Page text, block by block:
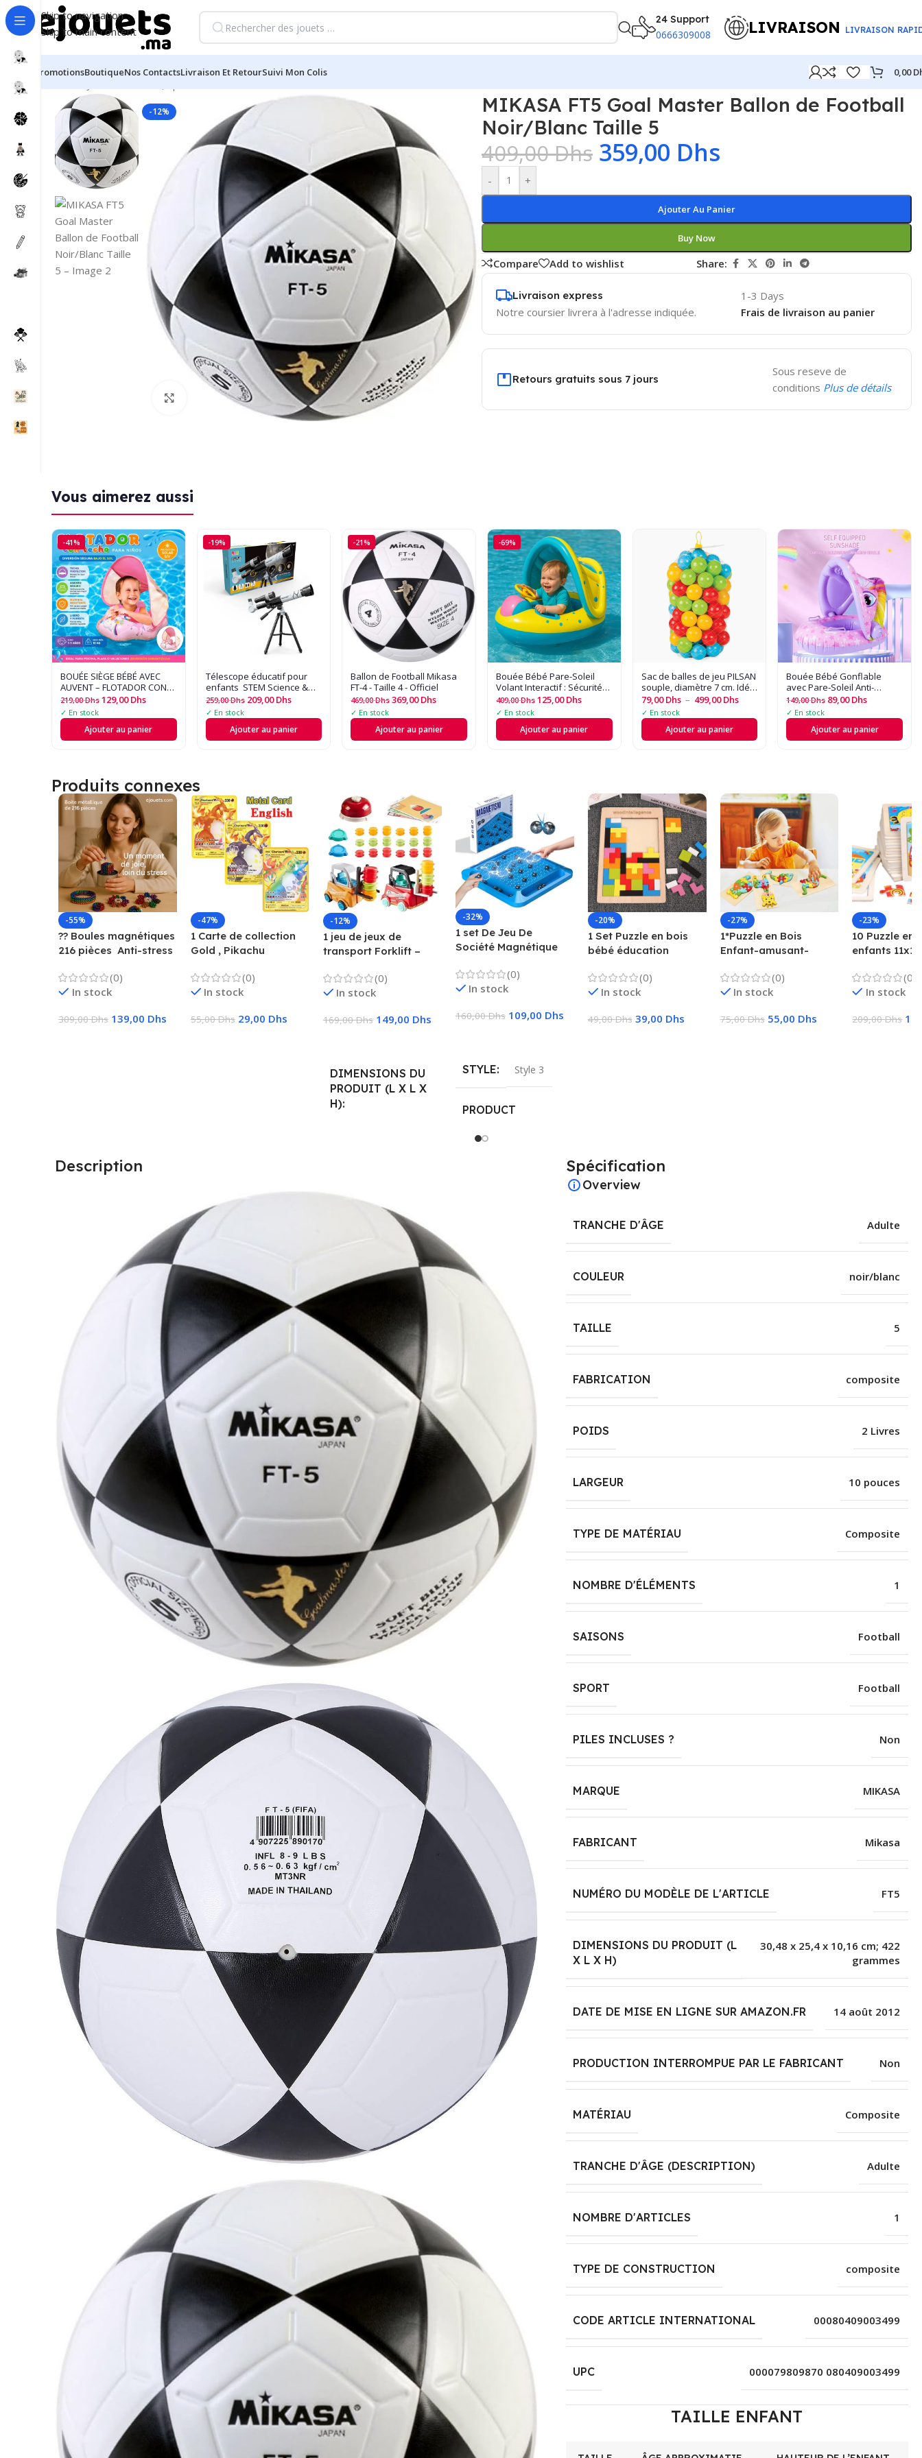
Skip to navigation
Skip to main content
24 Support
0666309008 LIVRAISON LIVRAISON
PromotionsBoutiqueNos ContactsLivraison Et RetourSuivi Mon Colis 0,00
-12%
Click to enlarge
MIKASA FT5 Goal Master Ballon de Football
Noir/Blanc Taille 5
409,00Dhs 359,00 Dhs
- +
Ajouter Au Panier
Buy Now
Compare Add to wishlist Share:
Livraison express
Notre coursier livrera à l'adresse indiquée.
1-3 Days
Frais de livraison au panier
Retours gratuits sous 7 jours
Sous reseve de
conditions Plus de détails
Vous aimerez aussi
-41%
BOUÉE SIÈGE BÉBÉ AVEC
AUVENT – FLOTADOR CON
TECHO
219,00Dhs 129,00Dhs
✓ En stock
Ajouter au panier
-19%
Télescope éducatif pour
enfants  STEM Science &
Astronomie
259,00Dhs 209,00Dhs
✓ En stock
Ajouter au panier
-21%
Ballon de Football Mikasa
FT-4 - Taille 4 - Officiel
469,00Dhs 369,00Dhs
✓ En stock
Ajouter au panier
-69%
Bouée Bébé Pare-Soleil
Volant Interactif : Sécurité
et Jeu Aquatique
409,00Dhs 125,00Dhs
✓ En stock
Ajouter au panier
Sac de balles de jeu PILSAN
souple, diamètre 7 cm. Idéal
pour piscines à balles,
aires de jeu et activités
sensorielles
79,00Dhs – 499,00Dhs
✓ En stock
Ajouter au panier
Bouée Bébé Gonflable
avec Pare-Soleil Anti-
Renversement ?? - Design
Cartoon Amusant et
Sécurisé ??
149,00Dhs 89,00Dhs
✓ En stock
Ajouter au panier
Produits connexes
-55%
?? Boules magnétiques
216 pièces  Anti-stress
(0)
In stock
309,00Dhs 139,00 Dhs
-47%
1 Carte de collection
Gold , Pikachu
EX, Métal (0)
In stock
55,00Dhs 29,00 Dhs
-12%
1 jeu de jeux de
transport Forklift –
élévateur, camion
avec fonctions pour
(0)
In stock
169,00Dhs 149,00 Dhs
DIMENSIONS DU
PRODUIT (L X L X
H)
ÂGE
RECOMMANDÉ PAR
LE FABRICANT
‎WJN1200201
PILES INCLUSES ?
‎Non
PRINCIPALE
‎Plastique
DISPONIBILITÉ
DES PIÈCES
DÉTACHÉES
‎Information
indisponible sur les
pièces détachées
ASIN
B0CRT1HT1M
MARQUE Unpoten
PETITE VOITURE
MATÉRIAU
TRANCHE D'ÂGE
(DESCRIPTION)
Enfant
Résistant au choc
DES PILES SONT-
ELLES INCLUSES ?
DIMENSIONS DE
20 x 9,5 x 22,5
centimètres
COMPOSANTS
INCLUS
Jeu de transport
-32%
1 set De Jeu De
Société Magnétique
L’imagination Et La
Créativité, Convient
Familial 28x28x4cm
(0)
In stock
160,00Dhs 109,00 Dhs
STYLE Style 3
PRODUCT
36 months and up
ITEM MODEL
LANGUAGE:
NUMBER OF GAME
PLAYERS
ASSEMBLY
REQUIRED
BATTERIES
INCLUDED?
TYPE(S)
‎Plastic
COLOR
‎B0CPD6NP87
BRAND NAME
ejouets
-20%
1 Set Puzzle en bois
bébé éducation
enfants pensée
logique carré jouet
(0)
In stock
49,00Dhs 39,00 Dhs
-27%
1*Puzzle en Bois
Enfant-amusant-
(0)
In stock
75,00Dhs 55,00 Dhs
-23%
10 Puzzle en
enfants
cadeaux (0)
In stock
209,00Dhs
Description Spécification
Overview
TRANCHE D'ÂGE ‎Adulte
COULEUR noir/blanc
TAILLE ‎5
FABRICATION ‎composite
POIDS ‎2 Livres
LARGEUR ‎10 pouces
TYPE DE MATÉRIAU ‎Composite
NOMBRE D'ÉLÉMENTS ‎1
SAISONS ‎Football
SPORT Football
PILES INCLUSES ? ‎Non
MARQUE MIKASA
FABRICANT ‎Mikasa
NUMÉRO DU MODÈLE DE L'ARTICLE ‎FT5
DIMENSIONS DU PRODUIT (L
X L X H)
‎30,48 x 25,4 x 10,16 cm; 422
grammes
DATE DE MISE EN LIGNE SUR AMAZON.FR 14 août 2012
PRODUCTION INTERROMPUE PAR LE FABRICANT Non
MATÉRIAU Composite
TRANCHE D'ÂGE (DESCRIPTION) Adulte
NOMBRE D'ARTICLES 1
TYPE DE CONSTRUCTION composite
CODE ARTICLE INTERNATIONAL 00080409003499
UPC 000079809870 080409003499
TAILLE ENFANT